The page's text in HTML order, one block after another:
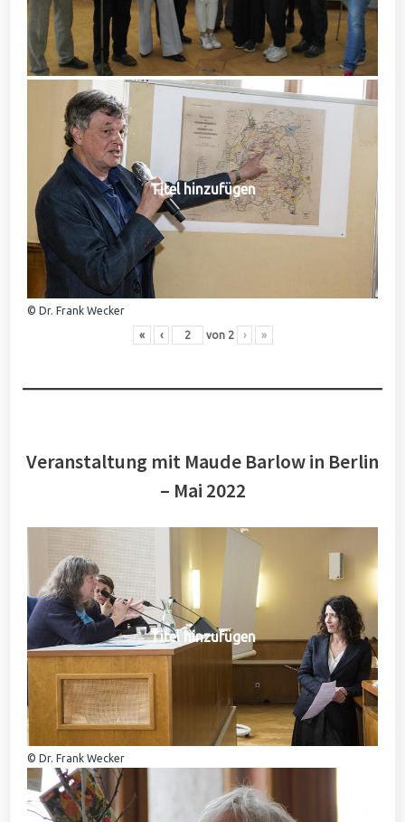
Titel hinzufügen
© Dr. Frank Wecker
« ‹ von 2 › »
Veranstaltung mit Maude Barlow in Berlin
– Mai 2022
Titel hinzufügen
© Dr. Frank Wecker